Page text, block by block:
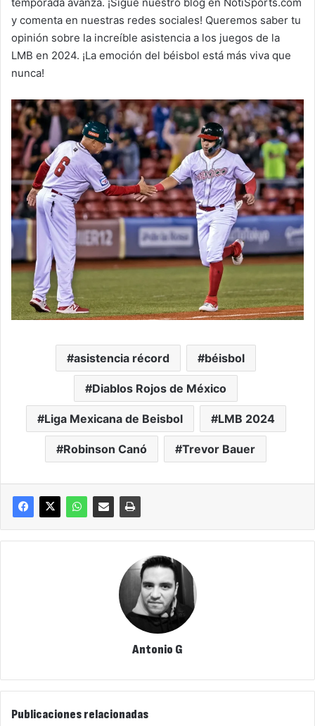
y comenta en nuestras redes sociales! Queremos saber tu
opinión sobre la increíble asistencia a los juegos de la
LMB en 2024. ¡La emoción del béisbol está más viva que
nunca!
asistencia récord béisbol
Diablos Rojos de México
Liga Mexicana de Beisbol LMB 2024
Robinson Canó Trevor Bauer
Antonio G
Publicaciones relacionadas